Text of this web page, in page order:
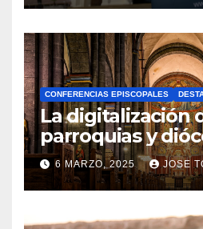
CONFERENCIAS EPISCOPALES
La digitalización
parroquias y
realidad ya para
la Iglesia
6 MARZO, 2025 JOSE